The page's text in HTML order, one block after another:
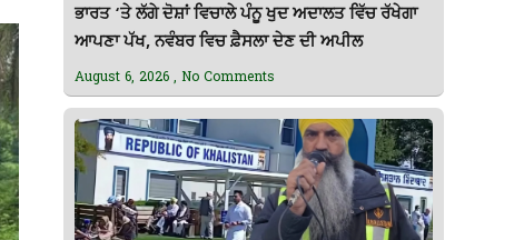
ਭਾਰਤ ‘ਤੇ ਲੱਗੇ ਦੋਸ਼ਾਂ ਵਿਚਾਲੇ ਪੰਨੂ ਖੁਦ ਅਦਾਲਤ ਵਿੱਚ ਰੱਖੇਗਾ
ਆਪਣਾ ਪੱਖ, ਨਵੰਬਰ ਵਿਚ ਫ਼ੈਸਲਾ ਦੇਣ ਦੀ ਅਪੀਲ
August 6, 2026 No Comments